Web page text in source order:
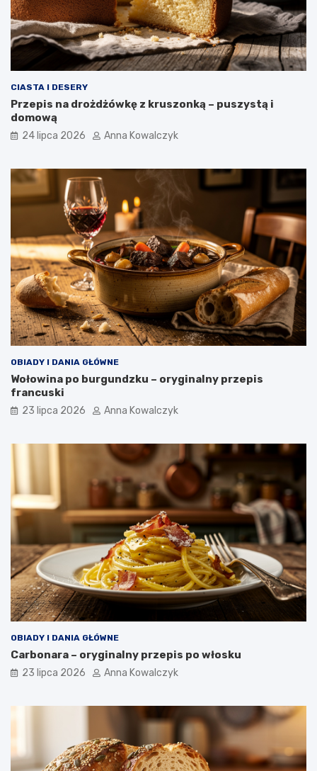
CIASTA I DESERY
Przepis na drożdżówkę z kruszonką – puszystą i
domową
24 lipca 2026 Anna Kowalczyk
OBIADY I DANIA GŁÓWNE
Wołowina po burgundzku – oryginalny przepis
francuski
23 lipca 2026 Anna Kowalczyk
OBIADY I DANIA GŁÓWNE
Carbonara – oryginalny przepis po włosku
23 lipca 2026 Anna Kowalczyk